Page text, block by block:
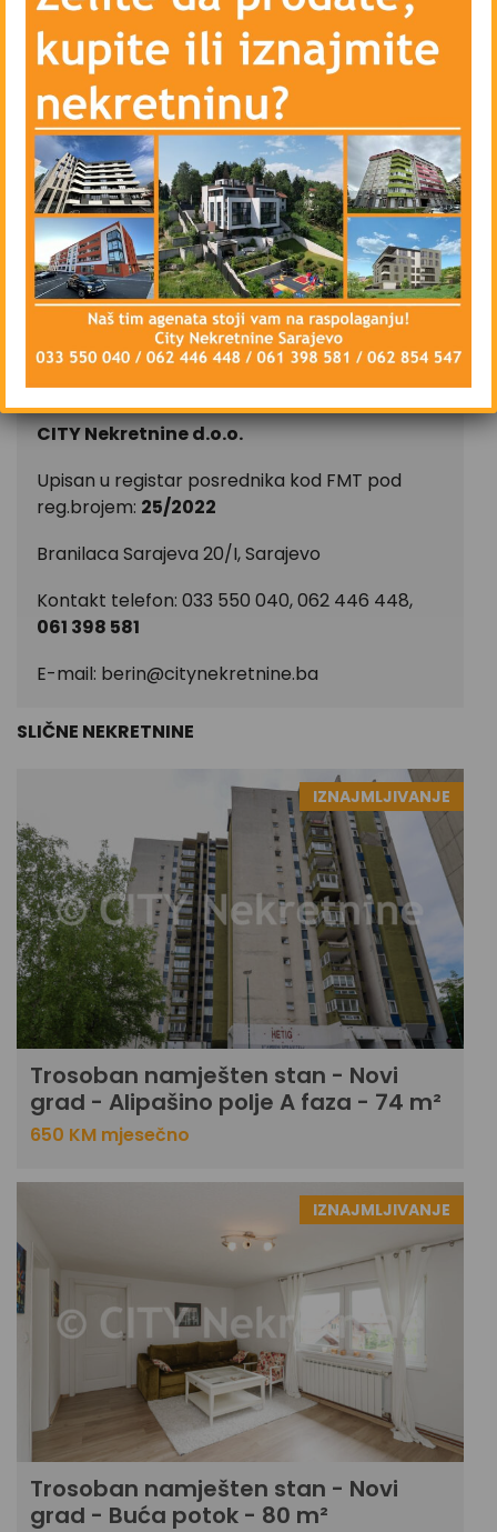
– Blindirana vrata, interfon, lift
– Vanjsku novu Trocal PVC stolariju i unutrašnju
drvenu stolariju
– Priključke telefona, kablovske televizije i
interneta
– Parking ispred zgrade – javni
Stan se iznajmljuje nenamješten, isključivo na
duži vremenski period, ugovorna obaveza od
najmanje godinu dana.
CIJENA: 350 KM
CITY Nekretnine d.o.o.
Upisan u registar posrednika kod FMT pod
reg.brojem: 25/2022
Branilaca Sarajeva 20/I, Sarajevo
Kontakt telefon: 033 550 040, 062 446 448,
061 398 581
E-mail: berin@citynekretnine.ba
SLIČNE NEKRETNINE
IZNAJMLJIVANJE
Trosoban namješten stan - Novi
grad - Alipašino polje A faza - 74 m²
650 KM mjesečno
IZNAJMLJIVANJE
Trosoban namješten stan - Novi
grad - Buća potok - 80 m²